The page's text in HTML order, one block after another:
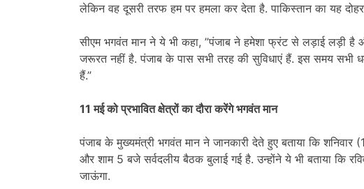
लेकिन वह दूसरी तरफ हम पर हमला कर देता है. पाकिस्तान का यह
सीएम भगवंत मान ने ये भी कहा, ”पंजाब ने हमेशा फ्रंट से लड़ाई लड़ी है
जरूरत नहीं है. पंजाब के पास सभी तरह की सुविधाएं हैं. इस समय सभी
हैं.”
11 मई को प्रभावित क्षेत्रों का दौरा करेंगे भगवंत मान
पंजाब के मुख्यमंत्री भगवंत मान ने जानकारी देते हुए बताया कि शनिवार
और शाम 5 बजे सर्वदलीय बैठक बुलाई गई है. उन्होंने ये भी बताया कि
जाऊंगा.